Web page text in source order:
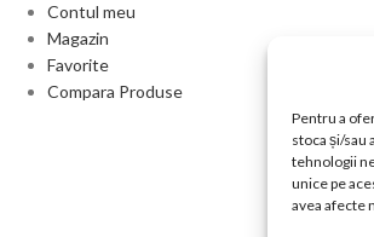
Pentru a
stoca și/sau
tehnologii
unice pe
avea afecte
Contul meu
Magazin
Favorite
Compara Produse